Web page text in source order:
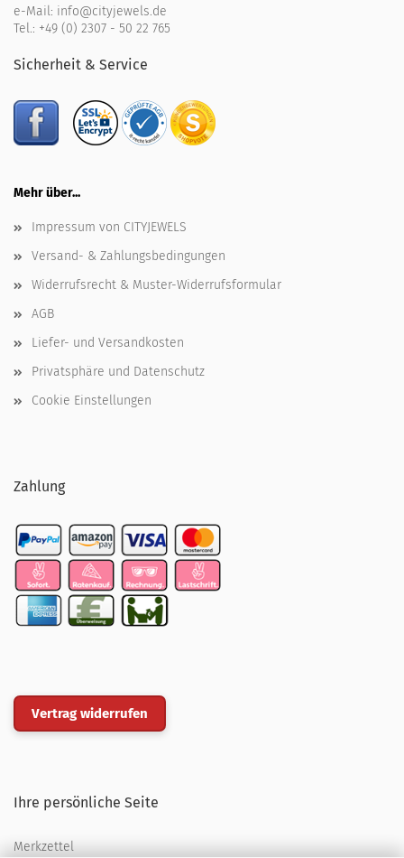
e-Mail: info@cityjewels.de
Tel.: +49 (0) 2307 - 50 22 765
Sicherheit & Service
Mehr über...
Impressum von CITYJEWELS
Versand- & Zahlungsbedingungen
Widerrufsrecht & Muster-Widerrufsformular
AGB
Liefer- und Versandkosten
Privatsphäre und Datenschutz
Cookie Einstellungen
Zahlung
Vertrag widerrufen
Ihre persönliche Seite
Merkzettel